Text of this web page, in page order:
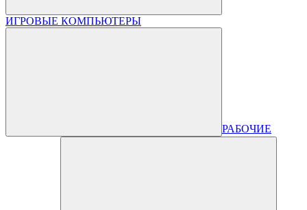
ИГРОВЫЕ КОМПЬЮТЕРЫ
РАБОЧИЕ